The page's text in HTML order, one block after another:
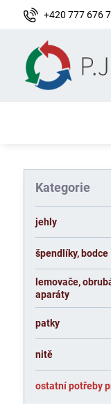
+420 777 676
Kategorie
jehly
špendlíky, bodce
lemovače,
aparáty
patky
nitě
ostatní potřeby